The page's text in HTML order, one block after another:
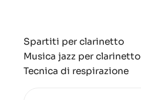
Spartiti per clarinetto
Musica jazz per clarinetto
Tecnica di respirazione